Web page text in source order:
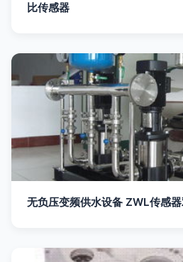
比传感器
无负压变频供水设备 ZWL传感